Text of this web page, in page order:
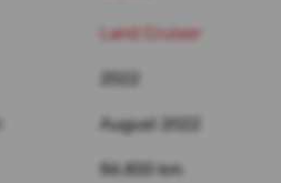
Land Cruiser
2022
August 2022
84.800 km